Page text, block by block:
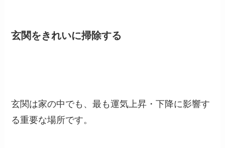
玄関をきれいに掃除する
玄関は家の中でも、最も運気上昇・下降に影響す
る重要な場所です。